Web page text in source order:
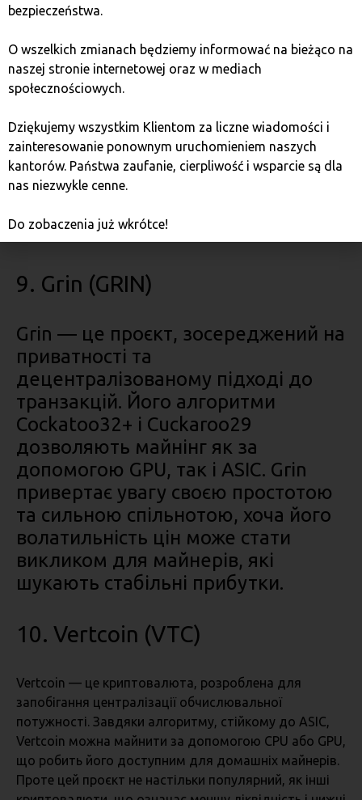
Dash пропонує швидкі транзакції та передові функції
приватності. Завдяки нижчій конкуренції, ніж у
Біткоїна, Dash є доступним для майнерів із меншим
досвідом. Майнінг DASH можна почати за
допомогою CPU або GPU, але ASIC забезпечує кращі
результати. Dash є стабільним проєктом із гарною
репутацією, що робить його цікавою альтернативою
для тих, хто шукає заміну більш популярним
криптовалютам.
9. Grin (GRIN)
Grin — це проєкт, зосереджений на
приватності та
децентралізованому підході до
транзакцій. Його алгоритми
Cockatoo32+ і Cuckaroo29
дозволяють майнінг як за
допомогою GPU, так і ASIC. Grin
привертає увагу своєю простотою
та сильною спільнотою, хоча його
волатильність цін може стати
викликом для майнерів, які
шукають стабільні прибутки.
10. Vertcoin (VTC)
Vertcoin — це криптовалюта, розроблена для
запобігання централізації обчислювальної
потужності. Завдяки алгоритму, стійкому до ASIC,
Vertcoin можна майнити за допомогою CPU або GPU,
що робить його доступним для домашніх майнерів.
Проте цей проєкт не настільки популярний, як інші
bezpieczeństwa.
O wszelkich zmianach będziemy informować na bieżąco na
naszej stronie internetowej oraz w mediach
społecznościowych.
Dziękujemy wszystkim Klientom za liczne wiadomości i
zainteresowanie ponownym uruchomieniem naszych
kantorów. Państwa zaufanie, cierpliwość i wsparcie są dla
nas niezwykle cenne.
Do zobaczenia już wkrótce!